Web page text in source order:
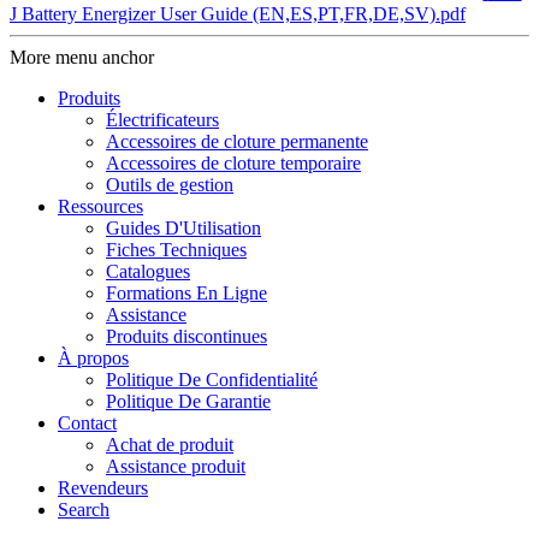
J Battery Energizer User Guide (EN,ES,PT,FR,DE,SV).pdf
More menu anchor
Produits
Électrificateurs
Accessoires de cloture permanente
Accessoires de cloture temporaire
Outils de gestion
Ressources
Guides D'Utilisation
Fiches Techniques
Catalogues
Formations En Ligne
Assistance
Produits discontinues
À propos
Politique De Confidentialité
Politique De Garantie
Contact
Achat de produit
Assistance produit
Revendeurs
Search